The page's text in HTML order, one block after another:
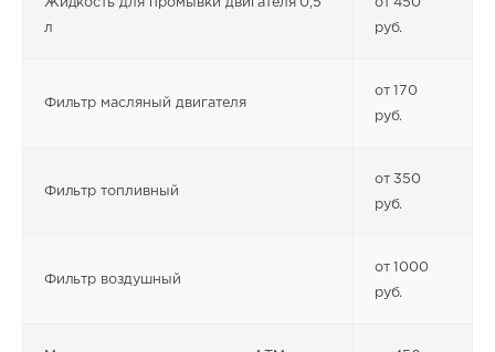
л руб.
Фильтр масляный двигателя
от 170
руб.
Фильтр топливный
от 350
руб.
Фильтр воздушный
от 1000
руб.